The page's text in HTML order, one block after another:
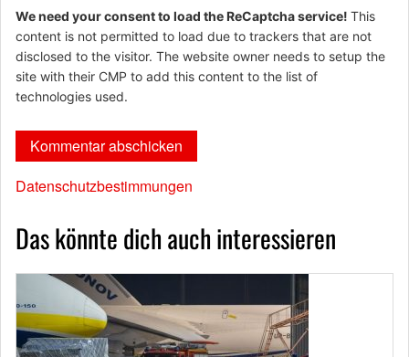
We need your consent to load the ReCaptcha service! This
content is not permitted to load due to trackers that are not
disclosed to the visitor. The website owner needs to setup the
site with their CMP to add this content to the list of
technologies used.
Datenschutzbestimmungen
Das könnte dich auch interessieren